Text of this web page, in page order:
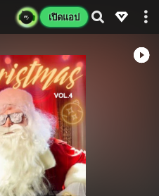
เปิดแอป